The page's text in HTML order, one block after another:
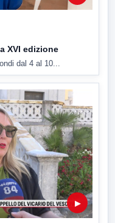
XVI edizione
dal 4 al 10...
▶